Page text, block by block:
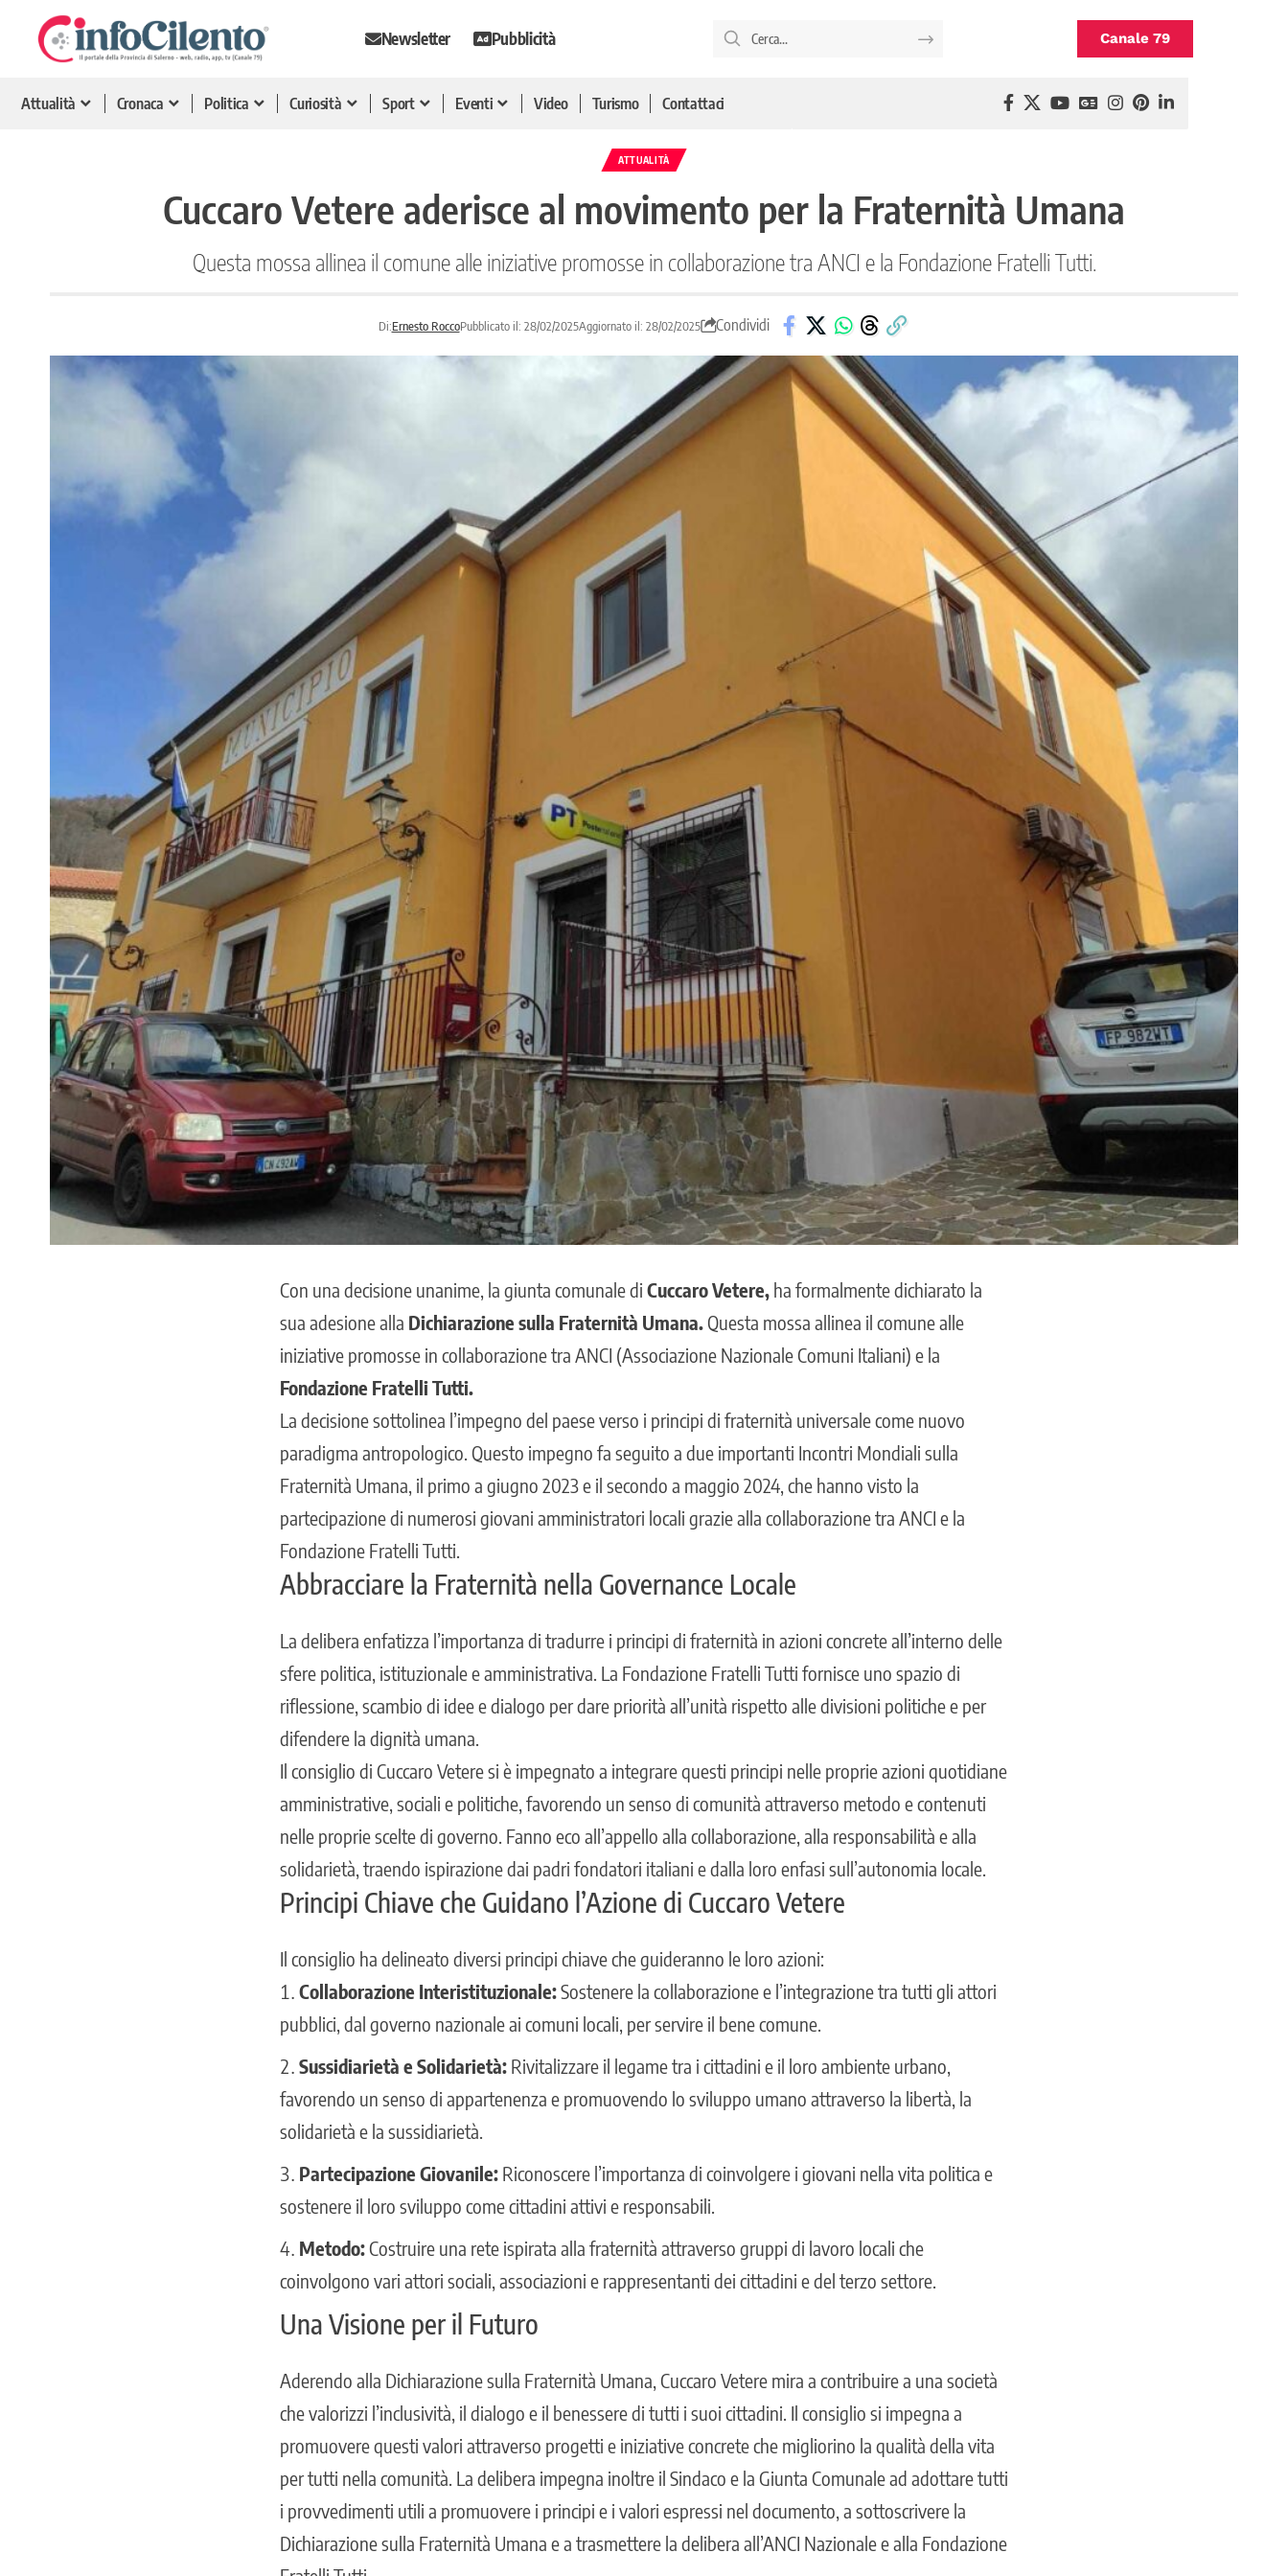
Newsletter Pubblicità Canale 79
Attualità Cronaca Politica Curiosità Sport Eventi Video Turismo Contattaci
ATTUALITÀ
Cuccaro Vetere aderisce al movimento per la Fraternità Umana
Questa mossa allinea il comune alle iniziative promosse in collaborazione tra ANCI e la Fondazione Fratelli Tutti.
Di:Ernesto RoccoPubblicato il: 28/02/2025Aggiornato il: 28/02/2025 Condividi
Con una decisione unanime, la giunta comunale di Cuccaro Vetere, ha formalmente dichiarato la
sua adesione alla Dichiarazione sulla Fraternità Umana.Questa mossa allinea il comune alle
iniziative promosse in collaborazione tra ANCI (Associazione Nazionale Comuni Italiani) e la
Fondazione Fratelli Tutti.
La decisione sottolinea l’impegno del paese verso i principi di fraternità universale come nuovo
paradigma antropologico. Questo impegno fa seguito a due importanti Incontri Mondiali sulla
Fraternità Umana, il primo a giugno 2023 e il secondo a maggio 2024, che hanno visto la
partecipazione di numerosi giovani amministratori locali grazie alla collaborazione tra ANCI e la
Fondazione Fratelli Tutti.
Abbracciare la Fraternità nella Governance Locale
La delibera enfatizza l’importanza di tradurre i principi di fraternità in azioni concrete all’interno delle
sfere politica, istituzionale e amministrativa. La Fondazione Fratelli Tutti fornisce uno spazio di
riflessione, scambio di idee e dialogo per dare priorità all’unità rispetto alle divisioni politiche e per
difendere la dignità umana.
Il consiglio di Cuccaro Vetere si è impegnato a integrare questi principi nelle proprie azioni quotidiane
amministrative, sociali e politiche, favorendo un senso di comunità attraverso metodo e contenuti
nelle proprie scelte di governo. Fanno eco all’appello alla collaborazione, alla responsabilità e alla
solidarietà, traendo ispirazione dai padri fondatori italiani e dalla loro enfasi sull’autonomia locale.
Principi Chiave che Guidano l’Azione di Cuccaro Vetere
Il consiglio ha delineato diversi principi chiave che guideranno le loro azioni:
Collaborazione Interistituzionale:Sostenere la collaborazione e l’integrazione tra tutti gli attori
pubblici, dal governo nazionale ai comuni locali, per servire il bene comune.
Sussidiarietà e Solidarietà: Rivitalizzare il legame tra i cittadini e il loro ambiente urbano,
favorendo un senso di appartenenza e promuovendo lo sviluppo umano attraverso la libertà, la
solidarietà e la sussidiarietà.
Partecipazione Giovanile: Riconoscere l’importanza di coinvolgere i giovani nella vita politica e
sostenere il loro sviluppo come cittadini attivi e responsabili.
Metodo:Costruire una rete ispirata alla fraternità attraverso gruppi di lavoro locali che
coinvolgono vari attori sociali, associazioni e rappresentanti dei cittadini e del terzo settore.
Una Visione per il Futuro
Aderendo alla Dichiarazione sulla Fraternità Umana, Cuccaro Vetere mira a contribuire a una società
che valorizzi l’inclusività, il dialogo e il benessere di tutti i suoi cittadini. Il consiglio si impegna a
promuovere questi valori attraverso progetti e iniziative concrete che migliorino la qualità della vita
per tutti nella comunità. La delibera impegna inoltre il Sindaco e la Giunta Comunale ad adottare tutti
i provvedimenti utili a promuovere i principi e i valori espressi nel documento, a sottoscrivere la
Dichiarazione sulla Fraternità Umana e a trasmettere la delibera all’ANCI Nazionale e alla Fondazione